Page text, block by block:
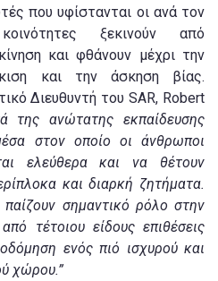
που υφίστανται οι ανά τον
ξεκινούν από
και φθάνουν μέχρι την
και την άσκηση βίας.
Διευθυντή του SAR, Robert
της ανώτατης εκπαίδευσης
στον οποίο οι άνθρωποι
ελεύθερα και να θέτουν
και διαρκή ζητήματα.
σημαντικό ρόλο στην
τέτοιου είδους επιθέσεις
ενός πιό ισχυρού και
χώρου.”